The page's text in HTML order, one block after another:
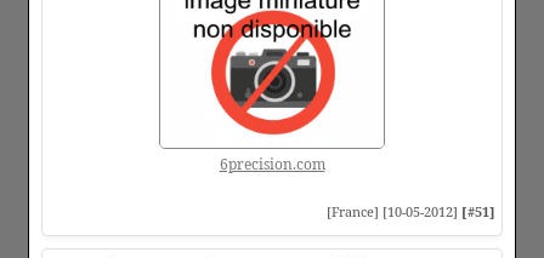
6precision.com
[France] [10-05-2012] [#51]